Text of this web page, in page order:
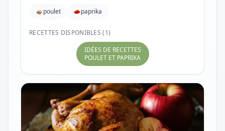
poulet
paprika
RECETTES DISPONIBLES (1)
IDÉES DE RECETTES
POULET ET PAPRIKA